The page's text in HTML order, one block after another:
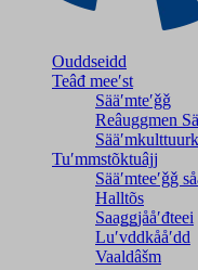
Ouddseidd
Teâđ meeʹst
Sääʹmteʹǧǧ
Reâuggmen
Tuʹmmstõktuâjj
Sääʹmteeʹǧǧ
Halltõs
Saaǥǥjååʹđteei
Luʹvddkååʹdd
Vaaldâšm